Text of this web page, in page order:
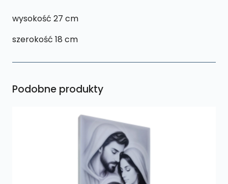
wysokość 27 cm
szerokość 18 cm
Podobne produkty